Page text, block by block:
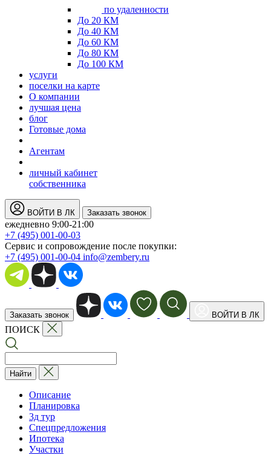
по удаленности
До 20 КМ
До 40 КМ
До 60 КМ
До 80 КМ
До 100 КМ
услуги
поселки на карте
О компании
лучшая цена
блог
Готовые дома
Агентам
личный кабинет
собственника
ВОЙТИ В ЛК Заказать звонок
ежедневно 9:00-21:00
+7 (495) 001-00-03
Cервис и сопровождение после покупки:
+7 (495) 001-00-04 info@zembery.ru
Заказать звонок ВОЙТИ В ЛК
ПОИСК
Найти
Описание
Планировка
3д тур
Спецпредложения
Ипотека
Участки